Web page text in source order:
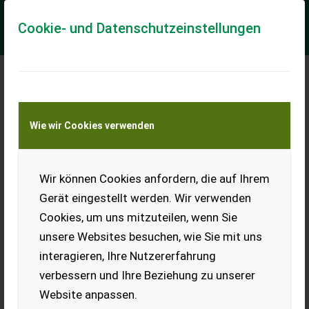
Cookie- und Datenschutzeinstellungen
Wie wir Cookies verwenden
Wir können Cookies anfordern, die auf Ihrem
Gerät eingestellt werden. Wir verwenden
Cookies, um uns mitzuteilen, wenn Sie
unsere Websites besuchen, wie Sie mit uns
interagieren, Ihre Nutzererfahrung
verbessern und Ihre Beziehung zu unserer
Website anpassen.
Meine Transportkostenanfrage
Transport von Land- und Baumaschinen –
KEINE Tiertransporte
Sonstige Ballenzange
hydrl. mit 3 Pkt. EURO-Aufnahme Informieren Sie sich bitte vor
Fahrt-Antritt telefonisch, ob die von Ihnen angefragte
Maschine aktuell bei uns am...
EUR 1.200 inkl. 20 % MwSt.